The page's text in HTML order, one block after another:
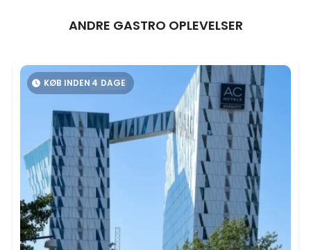
ANDRE GASTRO OPLEVELSER
KØB INDEN 4 DAGE